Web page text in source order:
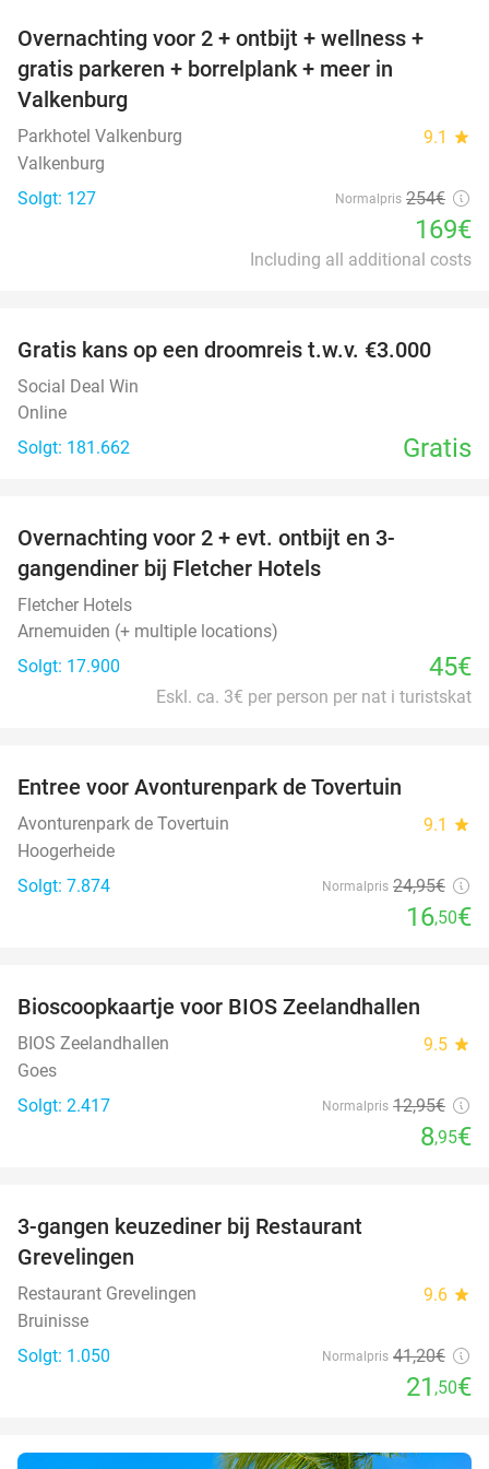
33%
Overnachting voor 2 + ontbijt + wellness +
gratis parkeren + borrelplank + meer in
Valkenburg
Parkhotel Valkenburg 9.1 star
Valkenburg
Solgt: 127
Normalpris 254€
169€
Including all additional costs
Gratis kans op een droomreis t.w.v. €3.000
Social Deal Win
Online
Solgt: 181.662
Gratis
Overnachting voor 2 + evt. ontbijt en 3-
gangendiner bij Fletcher Hotels
Fletcher Hotels
Arnemuiden (+ multiple locations)
Solgt: 17.900
45€
Eskl. ca. 3€ per person per nat i turistskat
Entree voor Avonturenpark de Tovertuin
Avonturenpark de Tovertuin 9.1 star
Hoogerheide
Solgt: 7.874
Normalpris 24,95€
16,50€
Bioscoopkaartje voor BIOS Zeelandhallen
BIOS Zeelandhallen 9.5 star
Goes
Solgt: 2.417
Normalpris 12,95€
8,95€
3-gangen keuzediner bij Restaurant
Grevelingen
Restaurant Grevelingen 9.6 star
Bruinisse
Solgt: 1.050
Normalpris 41,20€
21 ,50€